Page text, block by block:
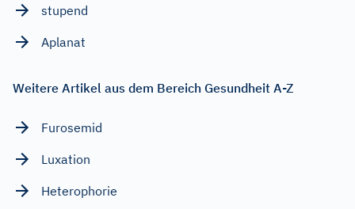
stupend
Aplanat
Weitere Artikel aus dem Bereich Gesundheit A-Z
Furosemid
Luxation
Heterophorie